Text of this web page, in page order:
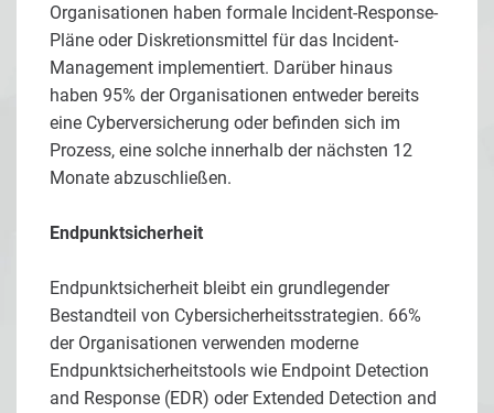
Organisationen haben formale Incident-Response-
Pläne oder Diskretionsmittel für das Incident-
Management implementiert. Darüber hinaus
haben 95% der Organisationen entweder bereits
eine Cyberversicherung oder befinden sich im
Prozess, eine solche innerhalb der nächsten 12
Monate abzuschließen.
Endpunktsicherheit
Endpunktsicherheit bleibt ein grundlegender
Bestandteil von Cybersicherheitsstrategien. 66%
der Organisationen verwenden moderne
Endpunktsicherheitstools wie Endpoint Detection
and Response (EDR) oder Extended Detection and